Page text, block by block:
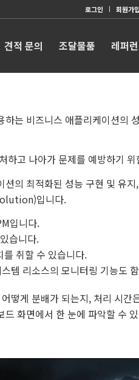
로그인 회원가입
견적 문의 조달물품 레퍼
비즈니스 애플리케이션의
고 나아가 문제를 예방하기
의 최적화된 성능 구현 및 유
입니다.
입니다.
습니다.
취할 수 있습니다.
템 리소스의 모니터링 기능도
떻게 분배가 되는지, 처리 시간
화면에서 한 눈에 파악할 수